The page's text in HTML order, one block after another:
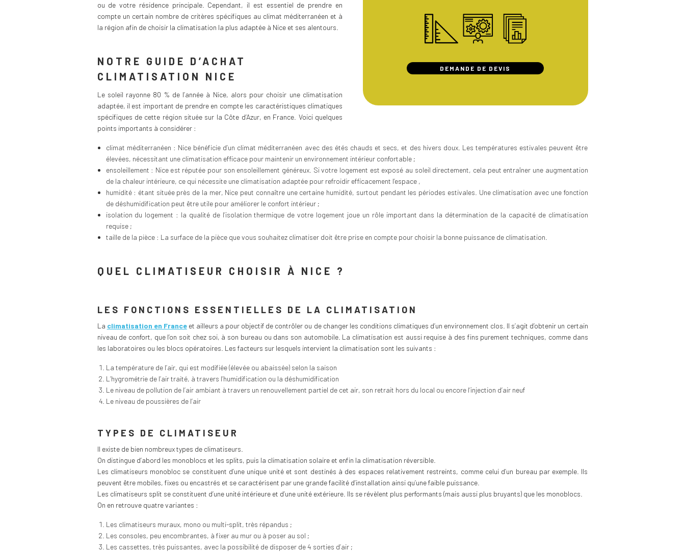
DEMANDE DE DEVIS
ou de votre résidence principale. Cependant, il est essentiel de prendre en
compte un certain nombre de critères spécifiques au climat méditerranéen et à
la région afin de choisir la climatisation la plus adaptée à Nice et ses alentours.
NOTRE GUIDE D’ACHAT
CLIMATISATION NICE
Le soleil rayonne 80 % de l’année à Nice, alors pour choisir une climatisation
adaptée, il est important de prendre en compte les caractéristiques climatiques
spécifiques de cette région située sur la Côte d’Azur, en France. Voici quelques
points importants à considérer :
climat méditerranéen : Nice bénéficie d’un climat méditerranéen avec des étés chauds et secs, et des hivers doux. Les températures estivales peuvent être
élevées, nécessitant une climatisation efficace pour maintenir un environnement intérieur confortable ;
ensoleillement : Nice est réputée pour son ensoleillement généreux. Si votre logement est exposé au soleil directement, cela peut entraîner une augmentation
de la chaleur intérieure, ce qui nécessite une climatisation adaptée pour refroidir efficacement l’espace ,
humidité : étant située près de la mer, Nice peut connaître une certaine humidité, surtout pendant les périodes estivales. Une climatisation avec une fonction
de déshumidification peut être utile pour améliorer le confort intérieur ;
isolation du logement : la qualité de l’isolation thermique de votre logement joue un rôle important dans la détermination de la capacité de climatisation
requise ;
taille de la pièce : La surface de la pièce que vous souhaitez climatiser doit être prise en compte pour choisir la bonne puissance de climatisation.
QUEL CLIMATISEUR CHOISIR À NICE ?
LES FONCTIONS ESSENTIELLES DE LA CLIMATISATION
La climatisation en Franceet ailleurs a pour objectif de contrôler ou de changer les conditions climatiques d’un environnement clos. Il s’agit d’obtenir un certain
niveau de confort, que l’on soit chez soi, à son bureau ou dans son automobile. La climatisation est aussi requise à des fins purement techniques, comme dans
les laboratoires ou les blocs opératoires. Les facteurs sur lesquels intervient la climatisation sont les suivants :
La température de l’air, qui est modifiée (élevée ou abaissée) selon la saison
L’hygrométrie de l’air traité, à travers l’humidification ou la déshumidification
Le niveau de pollution de l’air ambiant à travers un renouvellement partiel de cet air, son retrait hors du local ou encore l’injection d’air neuf
Le niveau de poussières de l’air
TYPES DE CLIMATISEUR
Il existe de bien nombreux types de climatiseurs.
On distingue d’abord les monoblocs et les splits, puis la climatisation solaire et enfin la climatisation réversible.
Les climatiseurs monobloc se constituent d’une unique unité et sont destinés à des espaces relativement restreints, comme celui d’un bureau par exemple. Ils
peuvent être mobiles, fixes ou encastrés et se caractérisent par une grande facilité d’installation ainsi qu’une faible puissance.
Les climatiseurs split se constituent d’une unité intérieure et d’une unité extérieure. Ils se révèlent plus performants (mais aussi plus bruyants) que les monoblocs.
On en retrouve quatre variantes :
Les climatiseurs muraux, mono ou multi-split, très répandus ;
Les consoles, peu encombrantes, à fixer au mur ou à poser au sol ;
Les cassettes, très puissantes, avec la possibilité de disposer de 4 sorties d’air ;